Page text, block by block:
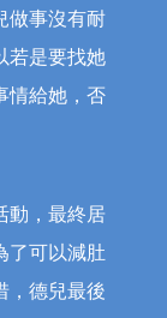
做事沒有耐
若是要找她
情給她，否
動，最終居
了可以減肚
，德兒最後